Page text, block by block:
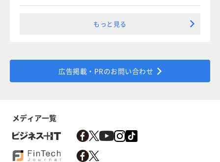
もっと見る
広告掲載・PRのお問い合わせ
メディア一覧